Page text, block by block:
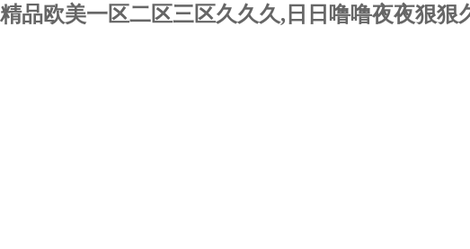
精品欧美一区二区三区久久久,日日噜噜夜夜狠狠